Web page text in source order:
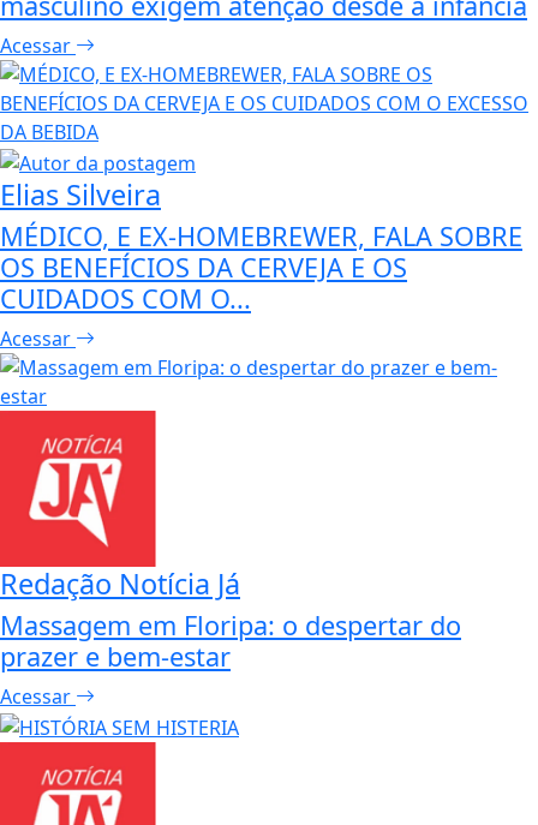
Acessar
Elias Silveira
MÉDICO, E EX-HOMEBREWER, FALA SOBRE
OS BENEFÍCIOS DA CERVEJA E OS
CUIDADOS COM O...
Acessar
Redação Notícia Já
Massagem em Floripa: o despertar do
prazer e bem-estar
Acessar